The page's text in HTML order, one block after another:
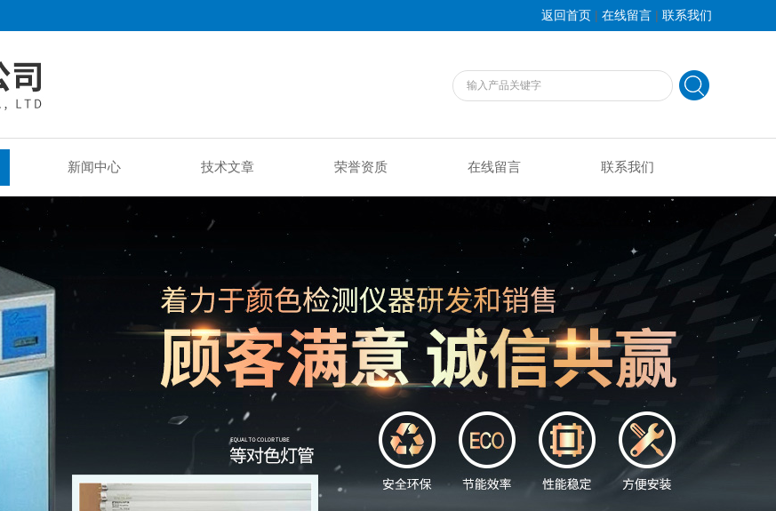
返回首页 | 在线留言 | 联系我们
新闻中心 技术文章 荣誉资质 在线留言 联系我们